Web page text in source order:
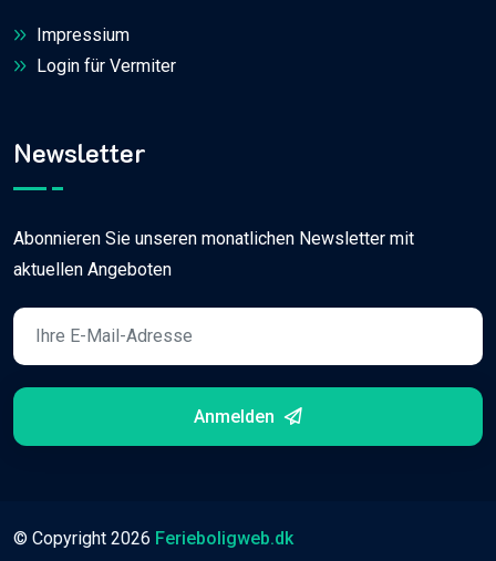
Impressium
Login für Vermiter
Newsletter
Abonnieren Sie unseren monatlichen Newsletter mit
aktuellen Angeboten
Anmelden
© Copyright 2026 Ferieboligweb.dk